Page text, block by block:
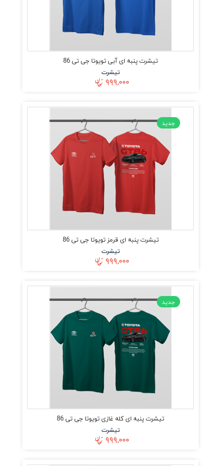
تیشرت پنبه ای آبی تویوتا جی تی 86
تیشرت
۹۹۹,۰۰۰
جدید
تیشرت پنبه ای قرمز تویوتا جی تی 86
تیشرت
۹۹۹,۰۰۰
جدید
تیشرت پنبه ای کله غازی تویوتا جی تی 86
تیشرت
۹۹۹,۰۰۰